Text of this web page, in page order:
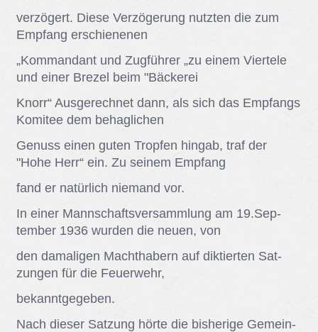
ver­zö­gert. Die­se Ver­zö­ge­rung nutz­ten die zum
Emp­fang er­schie­ne­nen
„Kom­man­dant und Zug­füh­rer „zu ei­nem Vier­te­le
und ei­ner Bre­zel beim "Bä­cke­rei
Knorr“ Aus­ge­rech­net dann, als sich das Emp­fangs
Ko­mi­tee dem be­hag­li­chen
Ge­nuss ei­nen gu­ten Trop­fen hin­gab, traf der
"Hohe Herr“ ein. Zu sei­nem Emp­fang
fand er na­tür­lich nie­mand vor.
In ei­ner Mann­schafts­ver­samm­lung am 19.Sep­
tem­ber 1936 wur­den die neu­en, von
den da­ma­li­gen Macht­ha­bern auf dik­tier­ten Sat­
zun­gen für die Feu­er­wehr,
be­kannt­ge­ge­ben.
Nach die­ser Sat­zung hör­te die bis­he­ri­ge Ge­mein­